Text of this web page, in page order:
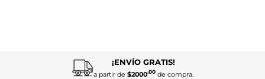
¡ENVÍO GRATIS!
a partir de $2000.00de compra.